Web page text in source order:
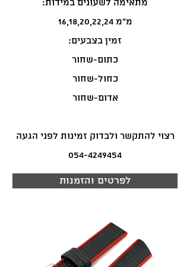
:מתאימה לשעונים במידות
16,18,20,22,24 מ"מ
:זמין בצבעים
כתום-שחור
כחול-שחור
אדום-שחור
רצוי להתקשר ולבדוק זמינות לפני הגעה
054-4249454
לפרטים והזמנות